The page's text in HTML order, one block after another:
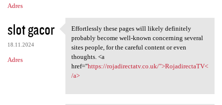
Adres
slot gacor
18.11.2024
Adres
Effortlessly these pages will
Effortlessly these pages will likely definitely
probably become well-known concerning several
sites people, for the careful content or even
thoughts. <a
href="https://rojadirectatv.co.uk/">RojadirectaTV<
/a>